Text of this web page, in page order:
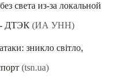
света из-за локальной
- ДТЭК (ИА УНН)
зникло світло,
(tsn.ua)